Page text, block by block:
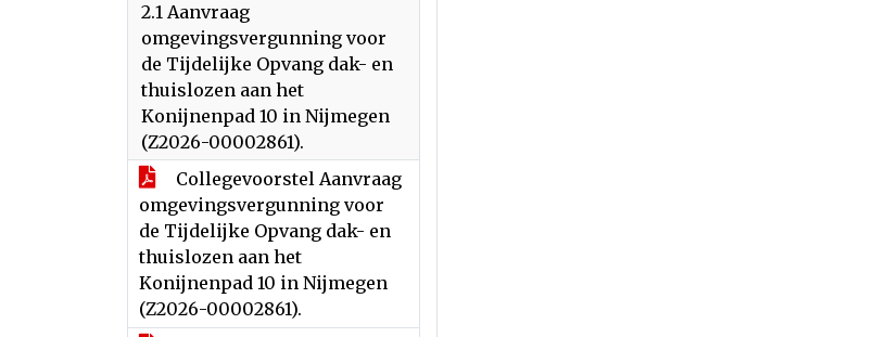
2.1 Aanvraag
omgevingsvergunning voor
de Tijdelijke Opvang dak- en
thuislozen aan het
Konijnenpad 10 in Nijmegen
(Z2026-00002861).
Collegevoorstel Aanvraag
omgevingsvergunning voor
de Tijdelijke Opvang dak- en
thuislozen aan het
Konijnenpad 10 in Nijmegen
(Z2026-00002861).